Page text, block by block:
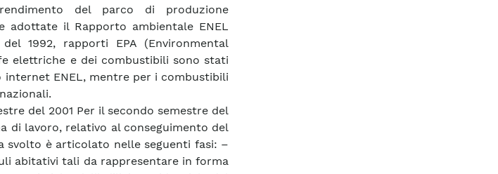
del parco di produzione
adottate il Rapporto ambientale ENEL
1992, rapporti EPA (Environmental
elettriche e dei combustibili sono stati
ENEL, mentre per i combustibili
del 2001 Per il secondo semestre del
di lavoro, relativo al conseguimento del
svolto è articolato nelle seguenti fasi: –
abitativi tali da rappresentare in forma